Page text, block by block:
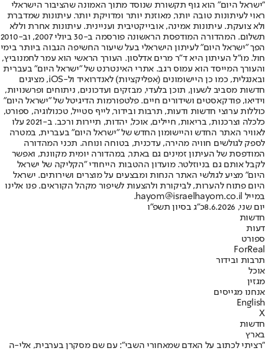
"ישראל היום" הוא גוף תקשורת שנוסד מתוך האמונה שהציבור הישראלי
ראוי לעיתונות טובה יותר, מאוזנת יותר ומדויקת יותר. עיתונות שמדברת
ולא צועקת. עיתונות אמינה, אובייקטיבית ועניינית. עיתונות אחרת וללא
תשלום. המהדורה המודפסת הראשונה פורסמה ב-30 ביולי 2007, וב-2010
הפך "ישראל היום" לעיתון הישראלי בעל שיעור החשיפה הגבוה ביותר בימי
חול. מו"ל העיתון היא ד"ר מרים אדלסון. העורך הראשי הוא עמר לחמנוביץ,
והעורך המייסד הוא עמוס רגב. אתרי האינטרנט של "ישראל היום" בעברית
ובאנגלית, כמו כן היישומונים (אפליקציות) לאנדרואיד ול-iOS, מציגים
חדשות מסביב לשעון, תוכן בלעדי, מבזקים ועדכונים, ניתוחים ופרשנויות,
וידיאו, פודקאסטים ושידורים חיים. פלטפורמות הדיגיטל של "ישראל היום"
כוללות ערוצי חדשות ודעות, תרבות ובידור, לייף סטייל, טכנולוגיה, ספורט,
כלכלה וצרכנות, בריאות, חיילים, אוכל, יהדות, תיירות ורכב. ב-2021 עלו
לאוויר האתר החדש והיישומון החדש של "ישראל היום" בעברית, במטרה
לספק לגולשים חוויה מהירה, עדכנית, בטוחה ונוחה. תכני המהדורה
המודפסת של העיתון זמינים גם באתר, במהדורה יומית מקוונת, ואפשר
לקבל אותם גם בניוזלטר. מועדון ההטבות הייחודי "הקליקה של ישראל
היום" מציע לגולשי האתר הנחות ומבצעים על מוצרים ושירותים. ישראל
היום פתוח להערות, לביקורת ולהצעות לשיפור מקהל הקוראים. פנו אלינו
במייל hayom@israelhayom.co.il.
יום שני, 8.6.2026
כ"ג בסיון תשפ"ו
חדשות
דעות
ספורט
ForReal
תרבות ובידור
אוכל
מגזין
אנחנו מגייסים
English
X
חדשות
בארץ
"רציתי לכתוב על האדם שמאחורי השבי": עם שם מסקרן בערבית, אלי-ה